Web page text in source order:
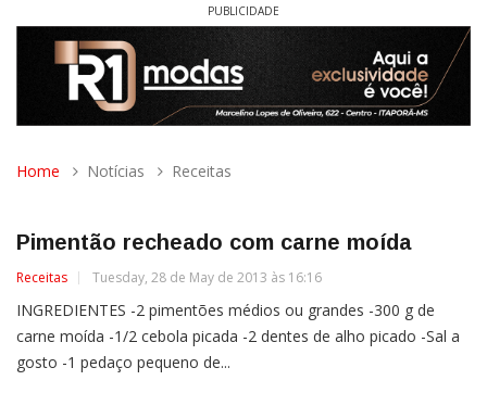
PUBLICIDADE
Home Notícias Receitas
Pimentão recheado com carne moída
Receitas Tuesday, 28 de May de 2013 às 16:16
INGREDIENTES -2 pimentões médios ou grandes -300 g de
carne moída -1/2 cebola picada -2 dentes de alho picado -Sal a
gosto -1 pedaço pequeno de...